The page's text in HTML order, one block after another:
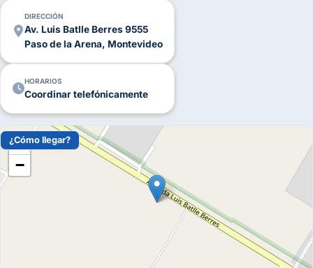
DIRECCIÓN
Av. Luis Batlle Berres 9555
Paso de la Arena, Montevideo
HORARIOS
Coordinar telefónicamente
+
−
¿Cómo llegar?